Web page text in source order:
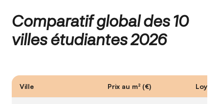
Comparatif global des 10
villes étudiantes 2026
Ville Prix au m² (€) Loyer